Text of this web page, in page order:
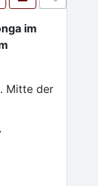
im
Mitte der